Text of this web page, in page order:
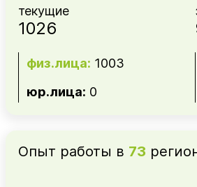
текущие
1026
физ.лица: 1003
юр.лица: 0
Опыт работы в 73